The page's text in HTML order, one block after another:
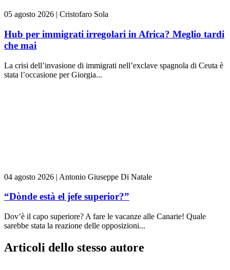
05 agosto 2026 | Cristofaro Sola
Hub per immigrati irregolari in Africa? Meglio tardi
che mai
La crisi dell’invasione di immigrati nell’exclave spagnola di Ceuta è
stata l’occasione per Giorgia...
04 agosto 2026 | Antonio Giuseppe Di Natale
“Dònde està el jefe superior?”
Dov’è il capo superiore? A fare le vacanze alle Canarie! Quale
sarebbe stata la reazione delle opposizioni...
Articoli dello stesso autore